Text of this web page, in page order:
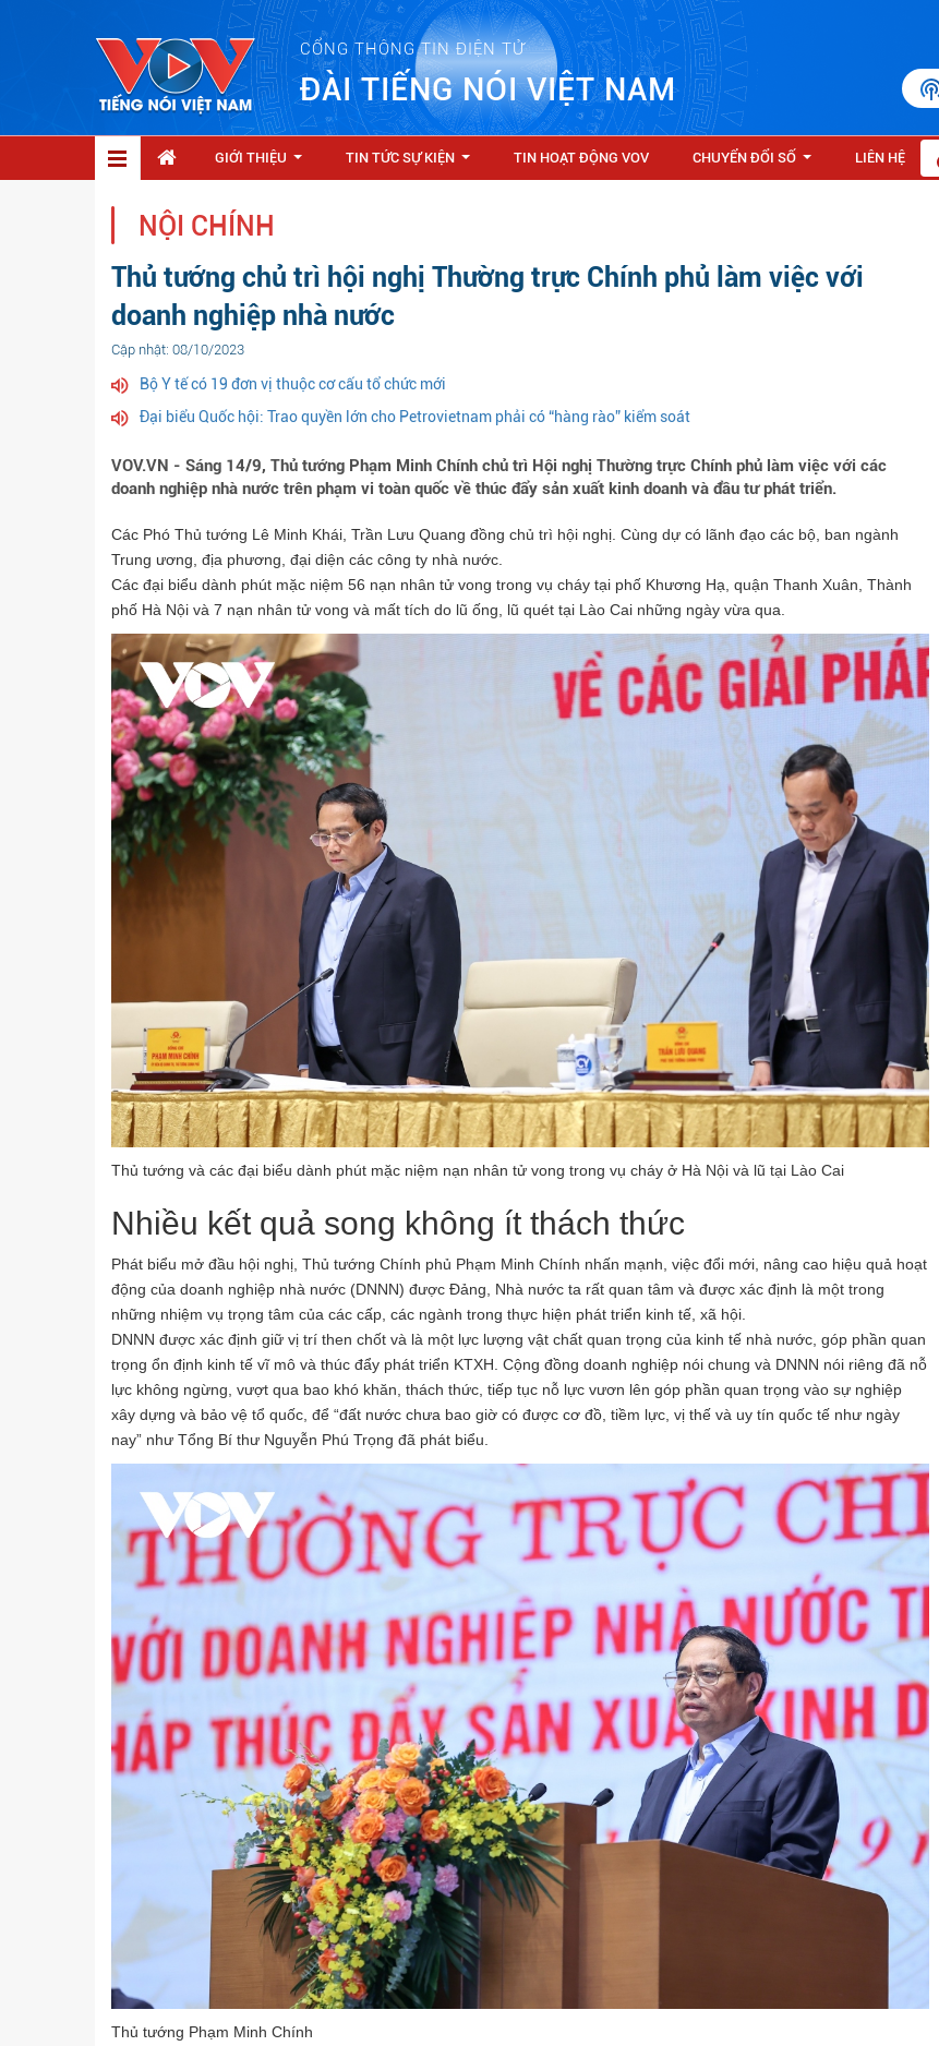
CỔNG THÔNG TIN ĐIỆN TỬ
ĐÀI TIẾNG NÓI VIỆT NAM
GIỚI THIỆU TIN TỨC SỰ KIỆN TIN HOẠT ĐỘNG VOV CHUYỂN ĐỔI SỐ LIÊN HỆ
NỘI CHÍNH
Thủ tướng chủ trì hội nghị Thường trực Chính phủ làm việc với
doanh nghiệp nhà nước
Cập nhật: 08/10/2023
Bộ Y tế có 19 đơn vị thuộc cơ cấu tổ chức mới
Đại biểu Quốc hội: Trao quyền lớn cho Petrovietnam phải có “hàng rào” kiểm soát
VOV.VN - Sáng 14/9, Thủ tướng Phạm Minh Chính chủ trì Hội nghị Thường trực Chính phủ làm việc với các
doanh nghiệp nhà nước trên phạm vi toàn quốc về thúc đẩy sản xuất kinh doanh và đầu tư phát triển.
Các Phó Thủ tướng Lê Minh Khái, Trần Lưu Quang đồng chủ trì hội nghị. Cùng dự có lãnh đạo các bộ, ban ngành
Trung ương, địa phương, đại diện các công ty nhà nước.
Các đại biểu dành phút mặc niệm 56 nạn nhân tử vong trong vụ cháy tại phố Khương Hạ, quận Thanh Xuân, Thành
phố Hà Nội và 7 nạn nhân tử vong và mất tích do lũ ống, lũ quét tại Lào Cai những ngày vừa qua.
Thủ tướng và các đại biểu dành phút mặc niệm nạn nhân tử vong trong vụ cháy ở Hà Nội và lũ tại Lào Cai
Nhiều kết quả song không ít thách thức
Phát biểu mở đầu hội nghị, Thủ tướng Chính phủ Phạm Minh Chính nhấn mạnh, việc đổi mới, nâng cao hiệu quả hoạt
động của doanh nghiệp nhà nước (DNNN) được Đảng, Nhà nước ta rất quan tâm và được xác định là một trong
những nhiệm vụ trọng tâm của các cấp, các ngành trong thực hiện phát triển kinh tế, xã hội.
DNNN được xác định giữ vị trí then chốt và là một lực lượng vật chất quan trọng của kinh tế nhà nước, góp phần quan
trọng ổn định kinh tế vĩ mô và thúc đẩy phát triển KTXH. Cộng đồng doanh nghiệp nói chung và DNNN nói riêng đã nỗ
lực không ngừng, vượt qua bao khó khăn, thách thức, tiếp tục nỗ lực vươn lên góp phần quan trọng vào sự nghiệp
xây dựng và bảo vệ tổ quốc, để “đất nước chưa bao giờ có được cơ đồ, tiềm lực, vị thế và uy tín quốc tế như ngày
nay” như Tổng Bí thư Nguyễn Phú Trọng đã phát biểu.
Thủ tướng Phạm Minh Chính